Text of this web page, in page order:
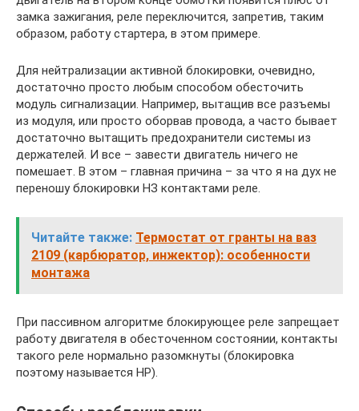
замка зажигания, реле переключится, запретив, таким
образом, работу стартера, в этом примере.
Для нейтрализации активной блокировки, очевидно,
достаточно просто любым способом обесточить
модуль сигнализации. Например, вытащив все разъемы
из модуля, или просто оборвав провода, а часто бывает
достаточно вытащить предохранители системы из
держателей. И все – завести двигатель ничего не
помешает. В этом – главная причина – за что я на дух не
переношу блокировки НЗ контактами реле.
Читайте также: Термостат от гранты на ваз
2109 (карбюратор, инжектор): особенности
монтажа
При пассивном алгоритме блокирующее реле запрещает
работу двигателя в обесточенном состоянии, контакты
такого реле нормально разомкнуты (блокировка
поэтому называется НР).